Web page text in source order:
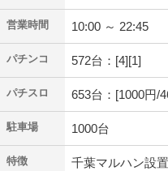
営業時間 10:00 ～ 22:45
パチンコ 572台：[4][1]
パチスロ 653台：[1000円/
駐車場 1000台
特徴
千葉マルハン設